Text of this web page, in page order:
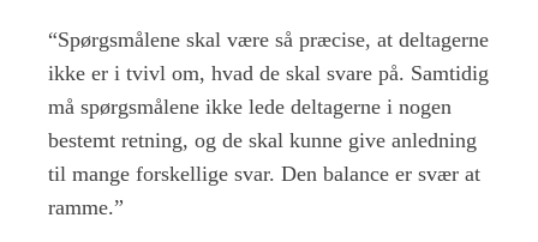
“Spørgsmålene skal være så præcise, at deltagerne
ikke er i tvivl om, hvad de skal svare på. Samtidig
må spørgsmålene ikke lede deltagerne i nogen
bestemt retning, og de skal kunne give anledning
til mange forskellige svar. Den balance er svær at
ramme.”